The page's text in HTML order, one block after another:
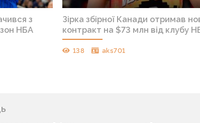
з
НБА
Зірка збірної Канади отримав
контракт на $73 млн від клубу
138 aks701